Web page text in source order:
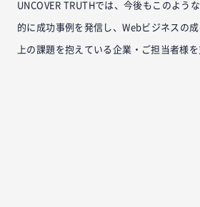
UNCOVER TRUTHでは、今後もこのよう
的に成功事例を発信し、Webビジネスの
上の課題を抱えている企業・ご担当者様